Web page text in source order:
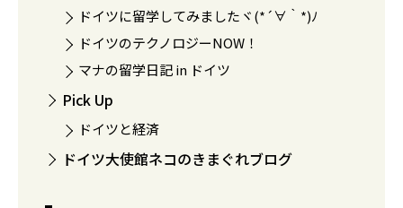
ドイツに留学してみましたヾ(*´∀｀*)ﾉ
ドイツのテクノロジーNOW！
マナの留学日記 in ドイツ
Pick Up
ドイツと経済
ドイツ大使館ネコのきまぐれブログ